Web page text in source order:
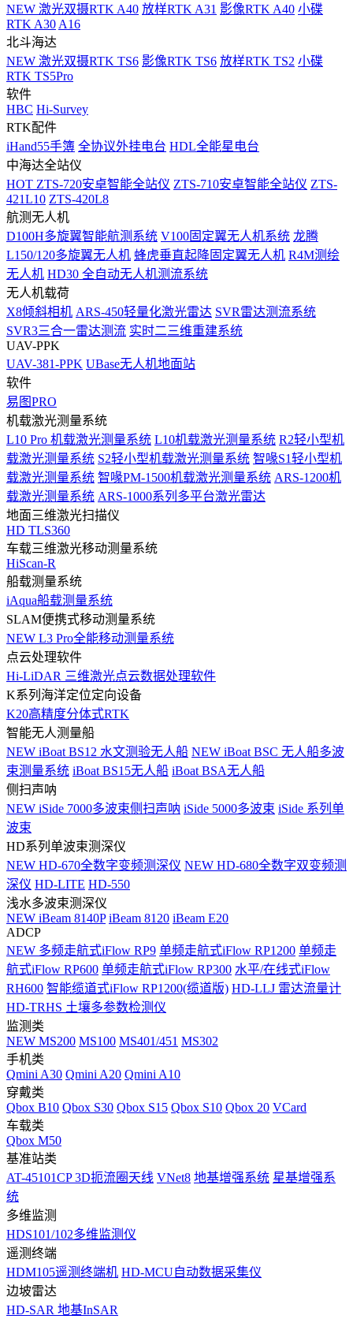
NEW 激光双摄RTK A40 放样RTK A31 影像RTK A40 小碟
RTK A30 A16
北斗海达
NEW 激光双摄RTK TS6 影像RTK TS6 放样RTK TS2 小碟
RTK TS5Pro
软件
HBC Hi-Survey
RTK配件
iHand55手簿 全协议外挂电台 HDL全能星电台
中海达全站仪
HOT ZTS-720安卓智能全站仪 ZTS-710安卓智能全站仪 ZTS-
421L10 ZTS-420L8
航测无人机
D100H多旋翼智能航测系统 V100固定翼无人机系统 龙腾
L150/120多旋翼无人机 蜂虎垂直起降固定翼无人机 R4M测绘
无人机 HD30 全自动无人机测流系统
无人机载荷
X8倾斜相机 ARS-450轻量化激光雷达 SVR雷达测流系统
SVR3三合一雷达测流 实时二三维重建系统
UAV-PPK
UAV-381-PPK UBase无人机地面站
软件
易图PRO
机载激光测量系统
L10 Pro 机载激光测量系统 L10机载激光测量系统 R2轻小型机
载激光测量系统 S2轻小型机载激光测量系统 智喙S1轻小型机
载激光测量系统 智喙PM-1500机载激光测量系统 ARS-1200机
载激光测量系统 ARS-1000系列多平台激光雷达
地面三维激光扫描仪
HD TLS360
车载三维激光移动测量系统
HiScan-R
船载测量系统
iAqua船载测量系统
SLAM便携式移动测量系统
NEW L3 Pro全能移动测量系统
点云处理软件
Hi-LiDAR 三维激光点云数据处理软件
K系列海洋定位定向设备
K20高精度分体式RTK
智能无人测量船
NEW iBoat BS12 水文测验无人船 NEW iBoat BSC 无人船多波
束测量系统 iBoat BS15无人船 iBoat BSA无人船
侧扫声呐
NEW iSide 7000多波束侧扫声呐 iSide 5000多波束 iSide 系列单
波束
HD系列单波束测深仪
NEW HD-670全数字变频测深仪 NEW HD-680全数字双变频测
深仪 HD-LITE HD-550
浅水多波束测深仪
NEW iBeam 8140P iBeam 8120 iBeam E20
ADCP
NEW 多频走航式iFlow RP9 单频走航式iFlow RP1200 单频走
航式iFlow RP600 单频走航式iFlow RP300 水平/在线式iFlow
RH600 智能缆道式iFlow RP1200(缆道版) HD-LLJ 雷达流量计
HD-TRHS 土壤多参数检测仪
监测类
NEW MS200 MS100 MS401/451 MS302
手机类
Qmini A30 Qmini A20 Qmini A10
穿戴类
Qbox B10 Qbox S30 Qbox S15 Qbox S10 Qbox 20 VCard
车载类
Qbox M50
基准站类
AT-45101CP 3D扼流圈天线 VNet8 地基增强系统 星基增强系
统
多维监测
HDS101/102多维监测仪
遥测终端
HDM105遥测终端机 HD-MCU自动数据采集仪
边坡雷达
HD-SAR 地基InSAR